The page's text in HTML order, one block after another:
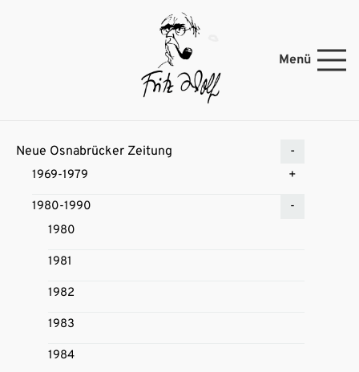
Menü
Neue Osnabrücker Zeitung
1969-1979
1980-1990
1980
1981
1982
1983
1984